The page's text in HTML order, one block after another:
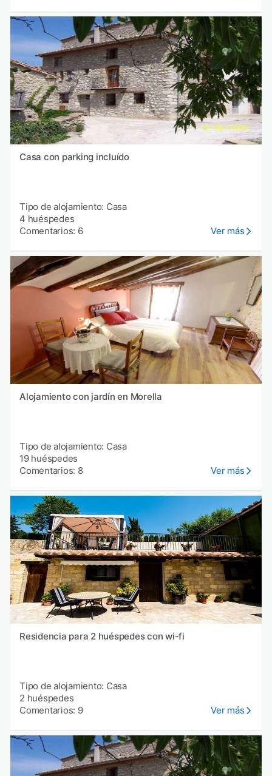
Casa con parking incluído
Tipo de alojamiento: Casa
4 huéspedes
Comentarios: 6
Ver más
Alojamiento con jardín en Morella
Tipo de alojamiento: Casa
19 huéspedes
Comentarios: 8
Ver más
Residencia para 2 huéspedes con wi-fi
Tipo de alojamiento: Casa
2 huéspedes
Comentarios: 9
Ver más